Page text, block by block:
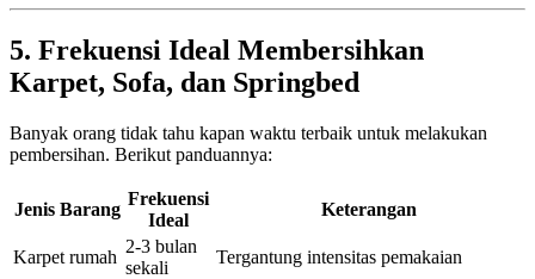
5. Frekuensi Ideal Membersihkan
Karpet, Sofa, dan Springbed
Banyak orang tidak tahu kapan waktu terbaik untuk melakukan
pembersihan. Berikut panduannya:
Jenis Barang
Frekuensi
Ideal
Keterangan
Karpet rumah
2-3 bulan
sekali
Tergantung intensitas pemakaian